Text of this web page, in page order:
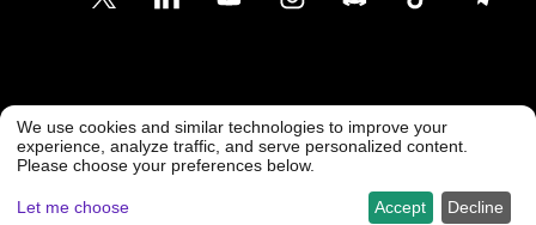
Atendimento ao Cliente
support@freedx.com @ Freedx 2026
We use cookies and similar technologies to improve your
experience, analyze traffic, and serve personalized content.
Please choose your preferences below.
Let me choose Decline
Accept